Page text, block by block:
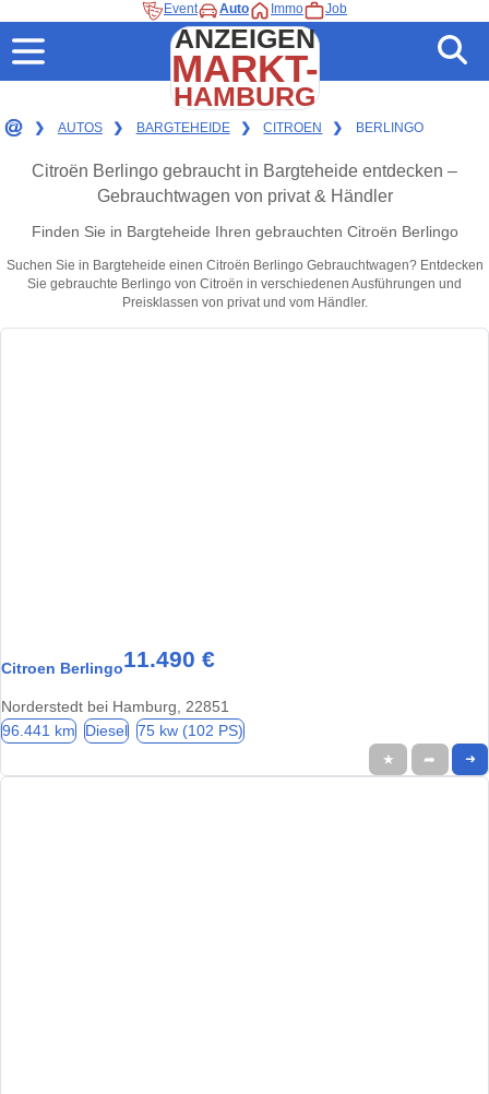
Event Auto Immo Job
ANZEIGEN
MARKT-
HAMBURG
❯ AUTOS ❯ BARGTEHEIDE ❯ CITROEN ❯ BERLINGO
Citroën Berlingo gebraucht in Bargteheide entdecken –
Gebrauchtwagen von privat & Händler
Finden Sie in Bargteheide Ihren gebrauchten Citroën Berlingo
Suchen Sie in Bargteheide einen Citroën Berlingo Gebrauchtwagen? Entdecken
Sie gebrauchte Berlingo von Citroën in verschiedenen Ausführungen und
Preisklassen von privat und vom Händler.
Citroen Berlingo11.490 €
Norderstedt bei Hamburg, 22851
96.441 km Diesel 75 kw (102 PS)
★ ➦ ➜